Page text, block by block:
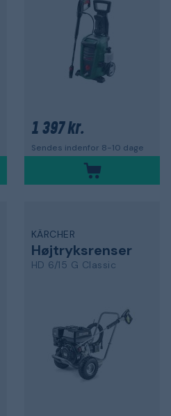
1 397 kr.
Sendes indenfor 8-10 dage
KÄRCHER
Højtryksrenser
HD 6/15 G Classic